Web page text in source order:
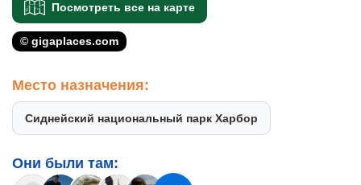
Посмотреть все на карте
© gigaplaces.com
Место назначения:
Сиднейский национальный парк Харбор
Они были там: